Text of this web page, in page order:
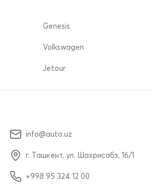
Genesis
Volkswagen
Jetour
info@auto.uz
г. Ташкент, ул. Шахрисабз, 16/1
+998 95 324 12 00